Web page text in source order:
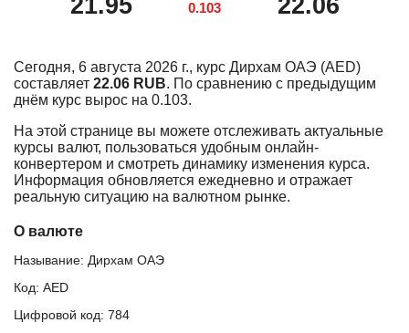
21.95 0.103 22.06
Сегодня, 6 августа 2026 г., курс Дирхам ОАЭ (AED)
составляет 22.06 RUB. По сравнению с предыдущим
днём курс вырос на 0.103.
На этой странице вы можете отслеживать актуальные
курсы валют, пользоваться удобным онлайн-
конвертером и смотреть динамику изменения курса.
Информация обновляется ежедневно и отражает
реальную ситуацию на валютном рынке.
О валюте
Называние: Дирхам ОАЭ
Код: AED
Цифровой код: 784